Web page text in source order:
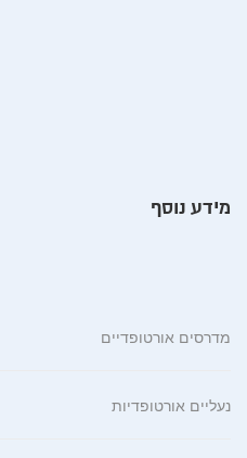
מידע נוסף
מדרסים אורטופדיים
נעליים אורטופדיות